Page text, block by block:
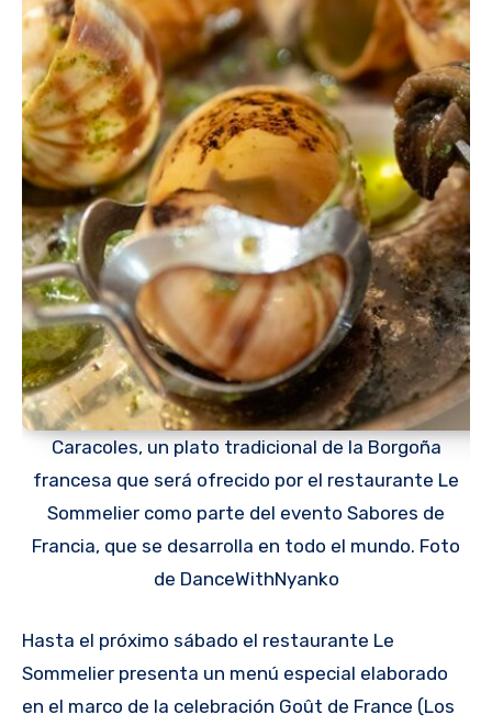
Caracoles, un plato tradicional de la Borgoña
francesa que será ofrecido por el restaurante Le
Sommelier como parte del evento Sabores de
Francia, que se desarrolla en todo el mundo. Foto
de DanceWithNyanko
Hasta el próximo sábado el restaurante Le
Sommelier presenta un menú especial elaborado
en el marco de la celebración Goût de France (Los